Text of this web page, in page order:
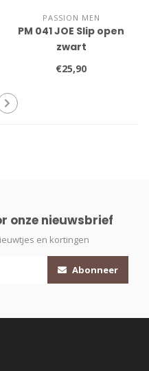
PASSION MEN
PM 041 JOE Slip open
zwart
€25,90
onze nieuwsbrief
en kortingen
Abonneer